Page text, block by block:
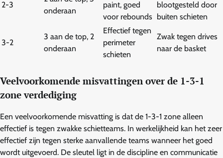
2-3
onderaan
paint, goed
voor rebounds
blootgesteld door
buiten schieten
3-2
3 aan de top, 2
onderaan
Effectief tegen
perimeter
schieten
Zwak tegen drives
naar de basket
Veelvoorkomende misvattingen over de 1-3-1
zone verdediging
Een veelvoorkomende misvatting is dat de 1-3-1 zone alleen
effectief is tegen zwakke schietteams. In werkelijkheid kan het zeer
effectief zijn tegen sterke aanvallende teams wanneer het goed
wordt uitgevoerd. De sleutel ligt in de discipline en communicatie